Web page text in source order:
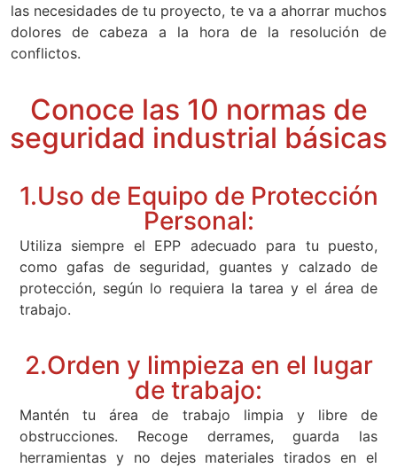
las necesidades de tu proyecto, te va a ahorrar muchos
dolores de cabeza a la hora de la resolución de
conflictos.
Conoce las 10 normas de
seguridad industrial básicas
1.Uso de Equipo de Protección
Personal:
Utiliza siempre el EPP adecuado para tu puesto,
como gafas de seguridad, guantes y calzado de
protección, según lo requiera la tarea y el área de
trabajo.
2.Orden y limpieza en el lugar
de trabajo:
Mantén tu área de trabajo limpia y libre de
obstrucciones. Recoge derrames, guarda las
herramientas y no dejes materiales tirados en el